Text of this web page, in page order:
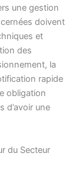
une gestion
doivent
et
des
la
rapide
obligation
d’avoir une
du Secteur